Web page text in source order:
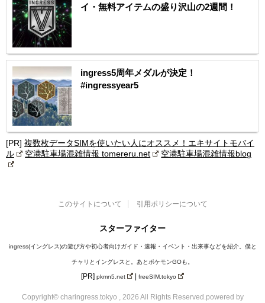
イ・無料アイテムの盛り沢山の2週間！
ingress5周年メダルが決定！
#ingressyear5
[PR] 複数枚データSIMを使いたい人にオススメ！エキサイトモバイ
ル
空港駐車場混雑情報 tomereru.net 空港駐車場混雑情報blog
このサイトについて 引用ポリシーについて
スターファイター
ingress(イングレス)の遊び方や初心者向けガイド・速報・イベント・出来事などを紹介。僕と
チャリとイングレスと。あとポケモンGOも。
[PR]pkmn5.net | freeSIM.tokyo
Copyright© charingress.tokyo , 2026 All Rights Reserved. powered by